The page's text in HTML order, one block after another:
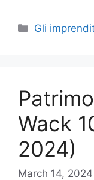
Categories
Gli
Wack
2024)
March 14, 2024